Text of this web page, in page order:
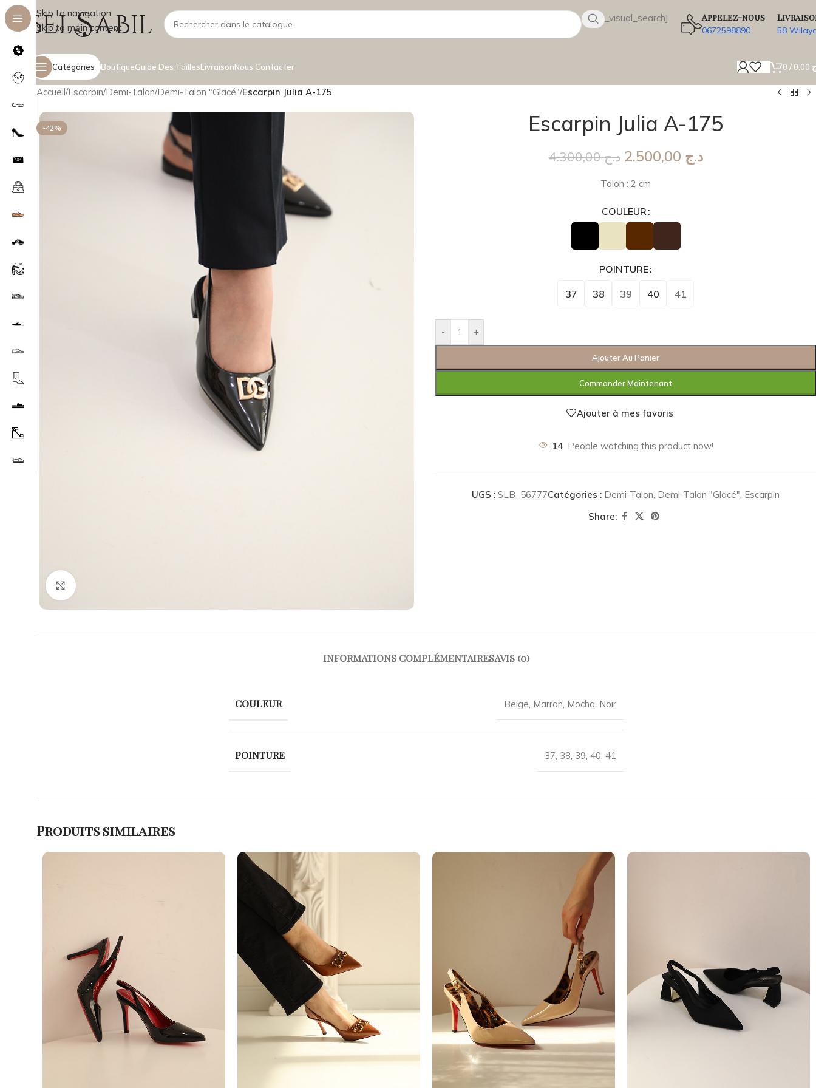
Skip to navigation
Skip to main content
[wsbi_visual_search] Appelez-nous
0672598890 58
Catégories BoutiqueGuide Des TaillesLivraisonNous Contacter 0 /
Accueil/Escarpin/Demi-Talon/Demi-Talon "Glacé"/Escarpin Julia A-175
-42% Escarpin Julia A-175
د.ج4.300,00 د.ج
Talon : 2 cm
COULEUR
POINTURE
37 38 39 40 41
- +
Ajouter Au Panier
Commander Maintenant
Ajouter à mes favoris
14 People watching this product now!
UGS : SLB_56777Catégories : Demi-Talon, Demi-Talon "Glacé", Escarpin
Share:
INFORMATIONS COMPLÉMENTAIRESAVIS (0)
COULEUR Beige, Marron, Mocha, Noir
POINTURE 37, 38, 39, 40, 41
Produits similaires